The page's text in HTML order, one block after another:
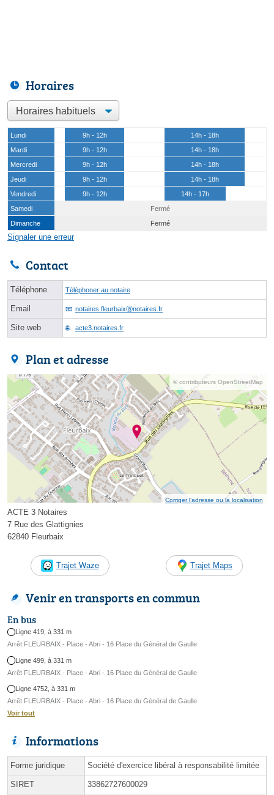
Horaires
Lundi 9h - 12h
14h - 18h
Mardi
9h - 12h
14h - 18h
Mercredi
9h - 12h
14h - 18h
Jeudi
9h - 12h
14h - 18h
Vendredi
9h - 12h
14h - 17h
Samedi
Fermé
Dimanche
Fermé
Signaler une erreur
Contact
Téléphone Téléphoner au notaire
Email notaires.fleurbaixⓐnotaires.fr
Site web acte3.notaires.fr
Plan et adresse
© contributeurs OpenStreetMap
Corriger l’adresse ou la localisation
ACTE 3 Notaires
7 Rue des Glattignies
62840 Fleurbaix
Trajet Waze Trajet Maps
Venir en transports en commun
En bus
Ligne 419, à 331 m
Arrêt FLEURBAIX - Place - Abri - 16 Place du Général de Gaulle
Ligne 499, à 331 m
Arrêt FLEURBAIX - Place - Abri - 16 Place du Général de Gaulle
Ligne 4752, à 331 m
Arrêt FLEURBAIX - Place - Abri - 16 Place du Général de Gaulle
Voir tout
Informations
Forme juridique Société d'exercice libéral à responsabilité limitée
SIRET 33862727600029